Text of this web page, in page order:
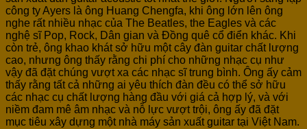
công ty Ayers là ông Huang Chengfa, khi ông lớn lên ông
nghe rất nhiều nhạc của The Beatles, the Eagles và các
nghệ sĩ Pop, Rock, Dân gian và Đồng quê cổ điển khác. Khi
còn trẻ, ông khao khát sở hữu một cây đàn guitar chất lượng
cao, nhưng ông thấy rằng chi phí cho những nhạc cụ như
vậy đã đặt chúng vượt xa các nhạc sĩ trung bình. Ông ấy cảm
thấy rằng tất cả những ai yêu thích đàn đều có thể sở hữu
các nhạc cụ chất lượng hàng đầu với giá cả hợp lý, và với
niềm đam mê âm nhạc và nỗ lực vượt trội, ông ấy đã đặt
mục tiêu xây dựng một nhà máy sản xuất guitar tại Việt Nam.